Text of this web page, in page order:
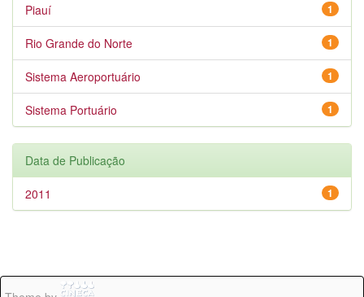
1
Piauí
1
Rio Grande do Norte
1
Sistema Aeroportuário
1
Sistema Portuário
Data de Publicação
1
2011